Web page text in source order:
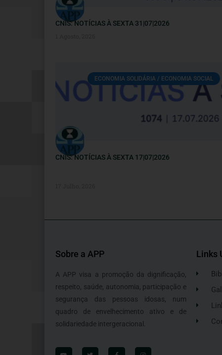
CNIS: NOTÍCIAS À SEXTA 31|07|2026
ECONOMIA SOLIDÁRIA / ECONOMIA SOCIAL
CNIS: NOTÍCIAS À SEXTA 17|07|2026
Sobre a APP
A APP visa a promoção da dignificação,
respeito, saúde, autonomia, participação e
segurança das pessoas idosas, num
quadro de envelhecimento ativo e de
solidariedade intergeracional.
Links